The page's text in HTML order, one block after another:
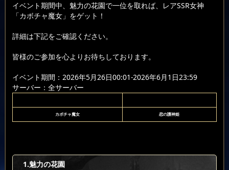
イベント期間中、魅力の花園で一位を取れば、レアSSR女神
「カボチャ魔女」をゲット！
詳細は下記をご確認ください。
皆様のご参加を心よりお待ちしております。
イベント期間：2026年5月26日00:01-2026年6月1日23:59
サーバー：全サーバー
カボチャ魔女 恋の護神姫
1.魅力の花園